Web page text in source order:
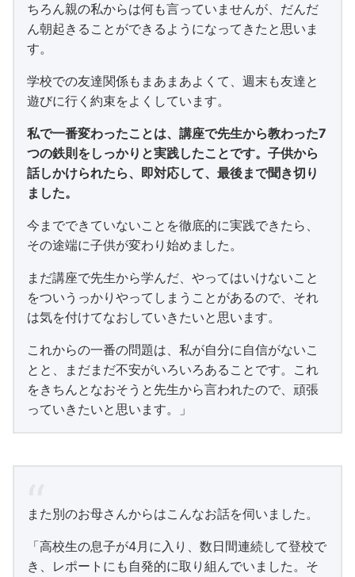
ちろん親の私からは何も言っていませんが、だんだ
ん朝起きることができるようになってきたと思いま
す。
学校での友達関係もまあまあよくて、週末も友達と
遊びに行く約束をよくしています。
私で一番変わったことは、講座で先生から教わった7
つの鉄則をしっかりと実践したことです。子供から
話しかけられたら、即対応して、最後まで聞き切り
ました。
今までできていないことを徹底的に実践できたら、
その途端に子供が変わり始めました。
まだ講座で先生から学んだ、やってはいけないこと
をついうっかりやってしまうことがあるので、それ
は気を付けてなおしていきたいと思います。
これからの一番の問題は、私が自分に自信がないこ
とと、まだまだ不安がいろいろあることです。これ
をきちんとなおそうと先生から言われたので、頑張
っていきたいと思います。」
また別のお母さんからはこんなお話を伺いました。
「高校生の息子が4月に入り、数日間連続して登校で
き、レポートにも自発的に取り組んでいました。そ